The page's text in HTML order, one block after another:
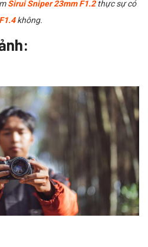
Sirui Sniper 23mm F1.2 thực sự có
không.